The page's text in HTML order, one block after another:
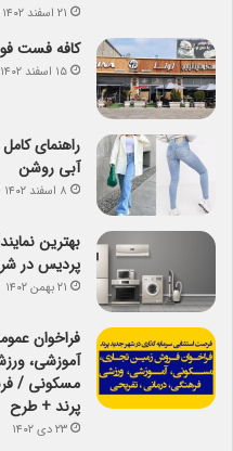
۲۱ اسفند ۱۴۰۲
کافه فست
۱۵ اسفند ۱۴۰۲
راهنمای
آبی روشن
۸ اسفند ۱۴۰۲
بهترین
پردیس در
۲۱ بهمن ۱۴۰۲
فراخوان
آموزشی،
مسکونی /
پرند + طرح
۲۳ دی ۱۴۰۲